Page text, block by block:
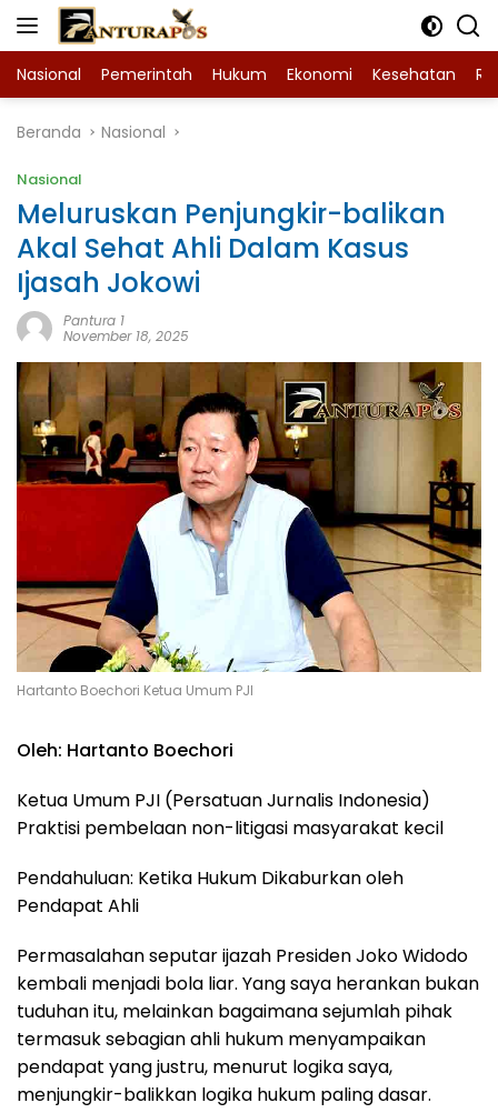
Langsung
Nasional Pemerintah Hukum Ekonomi Kesehatan
Beranda Nasional
Nasional
Meluruskan Penjungkir-balikan
Akal Sehat Ahli Dalam Kasus
Ijasah Jokowi
Pantura 1
November 18, 2025
Hartanto Boechori Ketua Umum PJI
Oleh: Hartanto Boechori
Ketua Umum PJI (Persatuan Jurnalis Indonesia)
Praktisi pembelaan non-litigasi masyarakat kecil
Pendahuluan: Ketika Hukum Dikaburkan oleh
Pendapat Ahli
Permasalahan seputar ijazah Presiden Joko Widodo
kembali menjadi bola liar. Yang saya herankan bukan
tuduhan itu, melainkan bagaimana sejumlah pihak
termasuk sebagian ahli hukum menyampaikan
pendapat yang justru, menurut logika saya,
menjungkir-balikkan logika hukum paling dasar.